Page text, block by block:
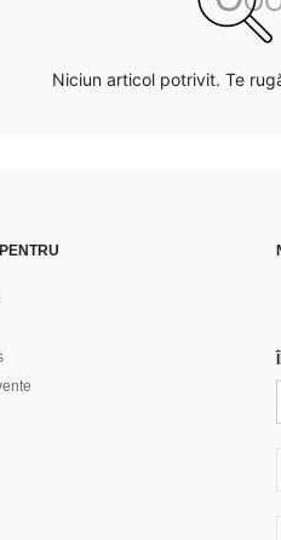
Niciun articol potrivit. Te